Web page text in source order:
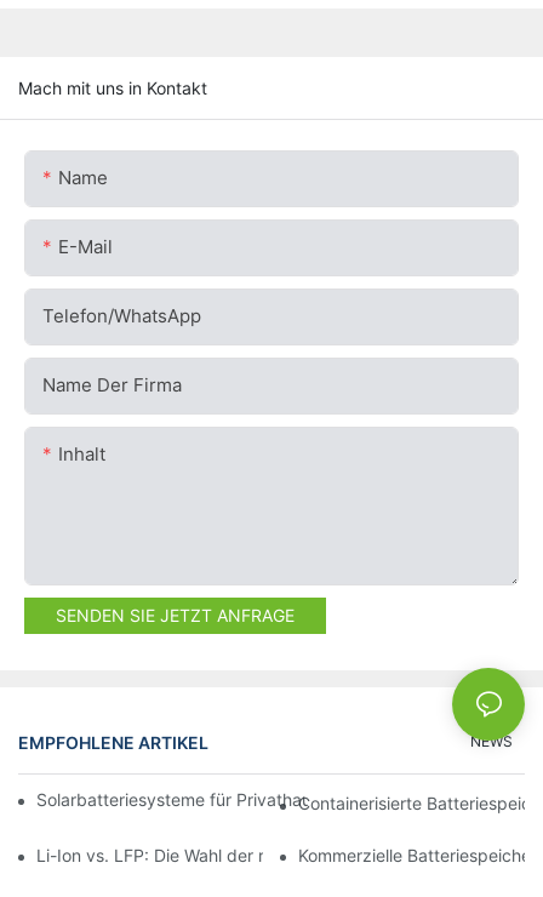
Mach mit uns in Kontakt
Name
E-Mail
Telefon/WhatsApp
Name Der Firma
Inhalt
SENDEN SIE JETZT ANFRAGE
EMPFOHLENE ARTIKEL NEWS
Solarbatteriesysteme für Privathaushalte: Integration mit
Containerisierte
Li-Ion vs. LFP: Die Wahl der richtigen Batterie für Ihre
Kommerzielle